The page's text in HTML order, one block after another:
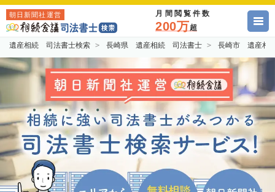
朝日新聞社運営 月間閲覧件数
200万超
遺産相続 司法書士検索 長崎県 遺産相続 司法書士 長崎市 遺産相